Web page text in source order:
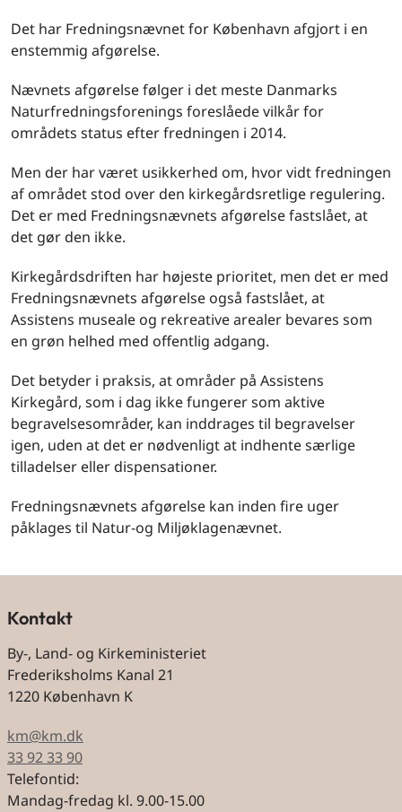
Det har Fredningsnævnet for København afgjort i en
enstemmig afgørelse.
Nævnets afgørelse følger i det meste Danmarks
Naturfredningsforenings foreslåede vilkår for
områdets status efter fredningen i 2014.
Men der har været usikkerhed om, hvor vidt fredningen
af området stod over den kirkegårdsretlige regulering.
Det er med Fredningsnævnets afgørelse fastslået, at
det gør den ikke.
Kirkegårdsdriften har højeste prioritet, men det er med
Fredningsnævnets afgørelse også fastslået, at
Assistens museale og rekreative arealer bevares som
en grøn helhed med offentlig adgang.
Det betyder i praksis, at områder på Assistens
Kirkegård, som i dag ikke fungerer som aktive
begravelsesområder, kan inddrages til begravelser
igen, uden at det er nødvenligt at indhente særlige
tilladelser eller dispensationer.
Fredningsnævnets afgørelse kan inden fire uger
påklages til Natur-og Miljøklagenævnet.
Kontakt
By-, Land- og Kirkeministeriet
Frederiksholms Kanal 21
1220 København K
km@km.dk
33 92 33 90
Telefontid:
Mandag-fredag kl. 9.00-15.00